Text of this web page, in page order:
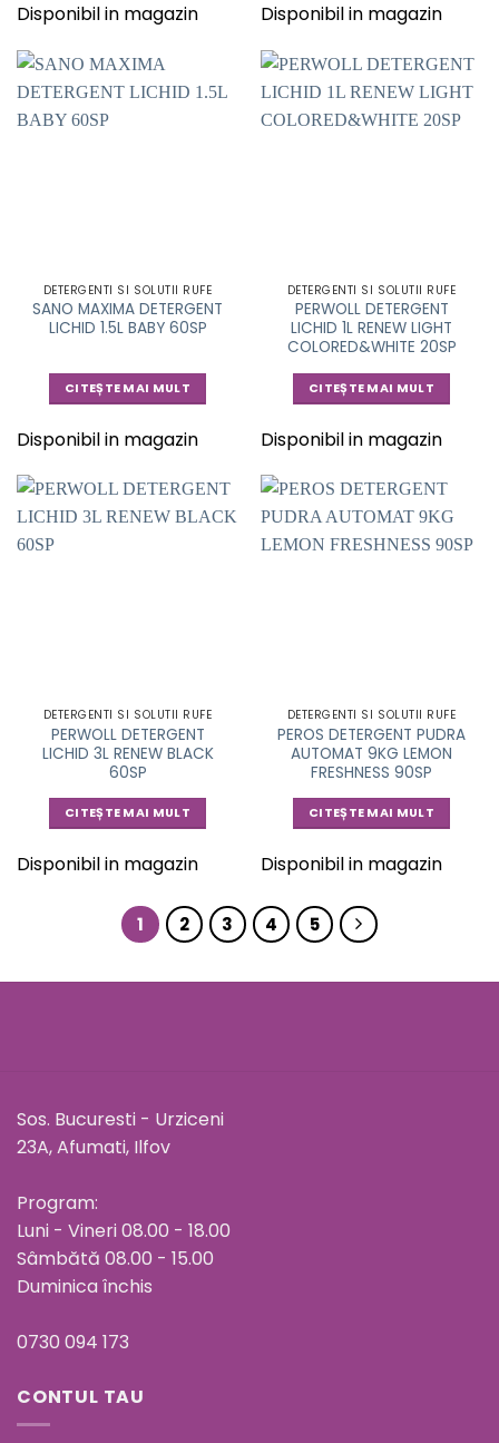
Disponibil in magazin Disponibil in magazin
DETERGENTI SI SOLUTII RUFE
SANO MAXIMA DETERGENT
LICHID 1.5L BABY 60SP
CITEȘTE MAI MULT
Disponibil in magazin
DETERGENTI SI SOLUTII RUFE
PERWOLL DETERGENT
LICHID 1L RENEW LIGHT
COLORED&WHITE 20SP
CITEȘTE MAI MULT
Disponibil in magazin
DETERGENTI SI SOLUTII RUFE
PERWOLL DETERGENT
LICHID 3L RENEW BLACK
60SP
CITEȘTE MAI MULT
Disponibil in magazin
DETERGENTI SI SOLUTII RUFE
PEROS DETERGENT PUDRA
AUTOMAT 9KG LEMON
FRESHNESS 90SP
CITEȘTE MAI MULT
Disponibil in magazin
1 2 3 4 5
Sos. Bucuresti - Urziceni
23A, Afumati, Ilfov
Program:
Luni - Vineri 08.00 - 18.00
Sâmbătă 08.00 - 15.00
Duminica închis
0730 094 173
CONTUL TAU